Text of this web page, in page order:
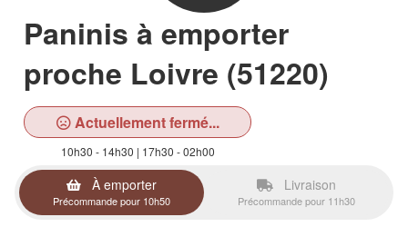
Paninis à emporter
proche Loivre (51220)
Actuellement fermé...
10h30 - 14h30 | 17h30 - 02h00
À emporter
Précommande pour 10h50
Livraison
Précommande pour 11h30